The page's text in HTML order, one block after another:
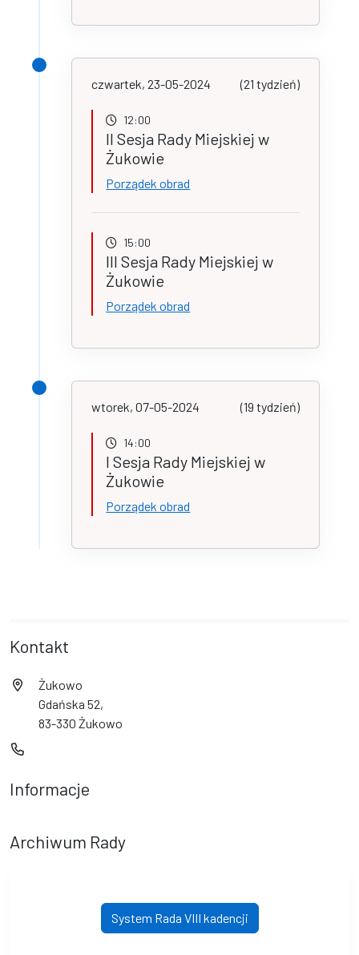
czwartek, 23-05-2024 (21 tydzień)
12:00
II Sesja Rady Miejskiej w
Żukowie
Porządek obrad
15:00
III Sesja Rady Miejskiej w
Żukowie
Porządek obrad
wtorek, 07-05-2024 (19 tydzień)
14:00
I Sesja Rady Miejskiej w
Żukowie
Porządek obrad
Kontakt
Żukowo
Gdańska 52,
83-330 Żukowo
Informacje
Archiwum Rady
System Rada VIII kadencji